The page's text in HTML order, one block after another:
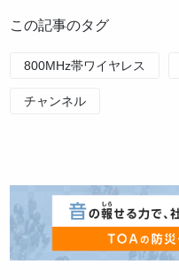
この記事のタグ
800MHz帯ワイヤレス
チャンネル